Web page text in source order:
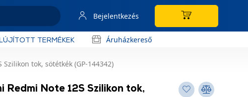
Bejelentkezés
TERMÉKEK Áruházkereső
tok, sötétkék (GP-144342)
Redmi Note 12S Szilikon tok,